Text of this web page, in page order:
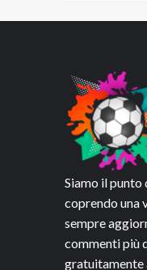
Siamo il
coprendo una
sempre
commenti più
gratuitamente